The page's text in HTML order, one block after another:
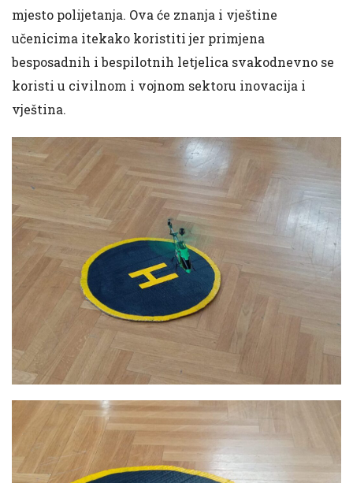
mjesto polijetanja. Ova će znanja i vještine
učenicima itekako koristiti jer primjena
besposadnih i bespilotnih letjelica svakodnevno se
koristi u civilnom i vojnom sektoru inovacija i
vještina.